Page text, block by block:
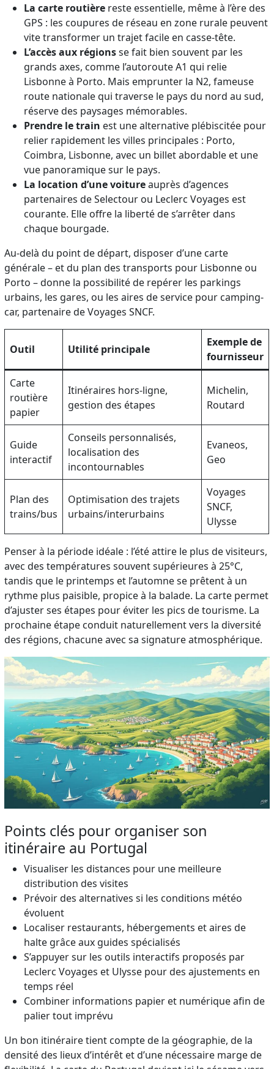
La carte routière reste essentielle, même à l’ère des
GPS : les coupures de réseau en zone rurale peuvent
vite transformer un trajet facile en casse-tête.
L’accès aux régionsse fait bien souvent par les
grands axes, comme l’autoroute A1 qui relie
Lisbonne à Porto. Mais emprunter la N2, fameuse
route nationale qui traverse le pays du nord au sud,
réserve des paysages mémorables.
Prendre le train est une alternative plébiscitée pour
relier rapidement les villes principales : Porto,
Coimbra, Lisbonne, avec un billet abordable et une
vue panoramique sur le pays.
La location d’une voitureauprès d’agences
partenaires de Selectour ou Leclerc Voyages est
courante. Elle offre la liberté de s’arrêter dans
chaque bourgade.
Au-delà du point de départ, disposer d’une carte
générale – et du plan des transports pour Lisbonne ou
Porto – donne la possibilité de repérer les parkings
urbains, les gares, ou les aires de service pour camping-
car, partenaire de Voyages SNCF.
Outil Utilité principale
Exemple de
fournisseur
Carte
routière
papier
Itinéraires hors-ligne,
gestion des étapes
Michelin,
Routard
Guide
interactif
Conseils personnalisés,
localisation des
incontournables
Evaneos,
Geo
Plan des
trains/bus
Optimisation des trajets
urbains/interurbains
Voyages
SNCF,
Ulysse
Penser à la période idéale : l’été attire le plus de visiteurs,
avec des températures souvent supérieures à 25°C,
tandis que le printemps et l’automne se prêtent à un
rythme plus paisible, propice à la balade. La carte permet
d’ajuster ses étapes pour éviter les pics de tourisme. La
prochaine étape conduit naturellement vers la diversité
des régions, chacune avec sa signature atmosphérique.
Points clés pour organiser son
itinéraire au Portugal
Visualiser les distances pour une meilleure
distribution des visites
Prévoir des alternatives si les conditions météo
évoluent
Localiser restaurants, hébergements et aires de
halte grâce aux guides spécialisés
S’appuyer sur les outils interactifs proposés par
Leclerc Voyages et Ulysse pour des ajustements en
temps réel
Combiner informations papier et numérique afin de
palier tout imprévu
Un bon itinéraire tient compte de la géographie, de la
densité des lieux d’intérêt et d’une nécessaire marge de